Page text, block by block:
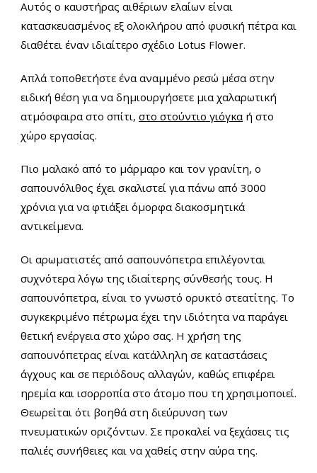
Αυτός ο καυστήρας αιθέριων ελαίων είναι
κατασκευασμένος εξ ολοκλήρου από φυσική πέτρα και
διαθέτει έναν ιδιαίτερο σχέδιο Lotus Flower.
Απλά τοποθετήστε ένα αναμμένο ρεσώ μέσα στην
ειδική θέση για να δημιουργήσετε μια χαλαρωτική
ατμόσφαιρα στο σπίτι, στο στούντιο γιόγκα ή στο
χώρο εργασίας.
Πιο μαλακό από το μάρμαρο και τον γρανίτη, ο
σαπουνόλιθος έχει σκαλιστεί για πάνω από 3000
χρόνια για να φτιάξει όμορφα διακοσμητικά
αντικείμενα.
Οι αρωματιστές από σαπουνόπετρα επιλέγονται
συχνότερα λόγω της ιδιαίτερης σύνθεσής τους. Η
σαπουνόπετρα, είναι το γνωστό ορυκτό στεατίτης. Το
συγκεκριμένο πέτρωμα έχει την ιδιότητα να παράγει
θετική ενέργεια στο χώρο σας. Η χρήση της
σαπουνόπετρας είναι κατάλληλη σε καταστάσεις
άγχους και σε περιόδους αλλαγών, καθώς επιφέρει
ηρεμία και ισορροπία στο άτομο που τη χρησιμοποιεί.
Θεωρείται ότι βοηθά στη διεύρυνση των
πνευματικών οριζόντων. Σε προκαλεί να ξεχάσεις τις
παλιές συνήθειες και να χαθείς στην αύρα της.